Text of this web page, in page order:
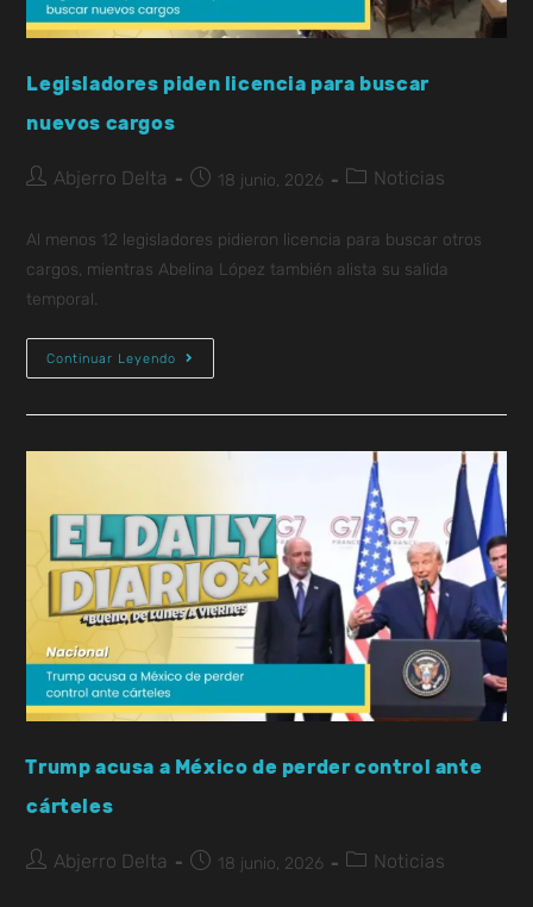
Legisladores piden licencia para buscar
nuevos cargos
Abjerro Delta 18 junio, 2026 Noticias
Al menos 12 legisladores pidieron licencia para buscar otros
cargos, mientras Abelina López también alista su salida
temporal.
Continuar Leyendo
Trump acusa a México de perder control ante
cárteles
Abjerro Delta 18 junio, 2026 Noticias